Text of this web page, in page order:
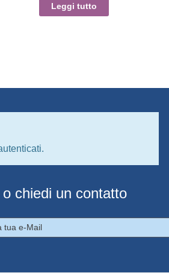
Leggi tutto
chiedi un contatto